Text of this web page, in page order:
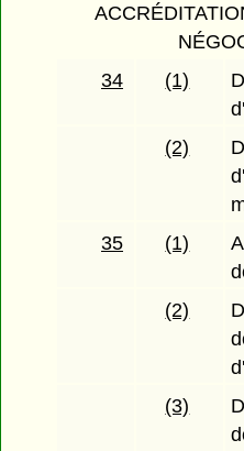
34
(1)
(2)
35
(1)
(2)
(3)